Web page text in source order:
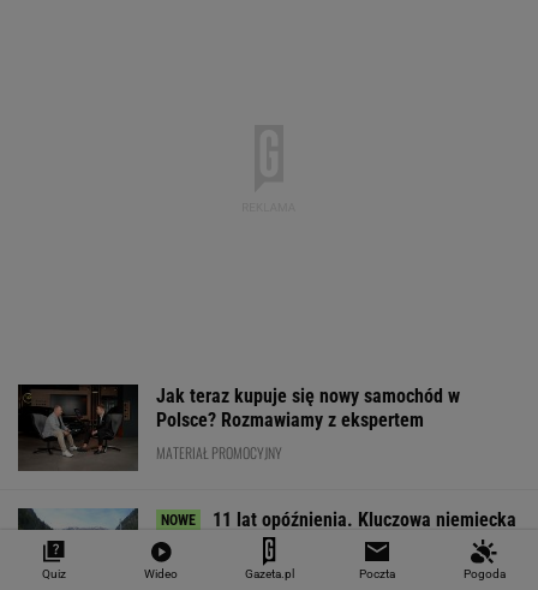
Jak teraz kupuje się nowy samochód w
Polsce? Rozmawiamy z ekspertem
MATERIAŁ PROMOCYJNY
11 lat opóźnienia. Kluczowa niemiecka
inwestycja z problemami
Quiz Wideo Gazeta.pl Poczta Pogoda